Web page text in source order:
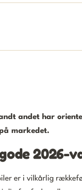
andet har
markedet.
2026-
er i vilkårlig